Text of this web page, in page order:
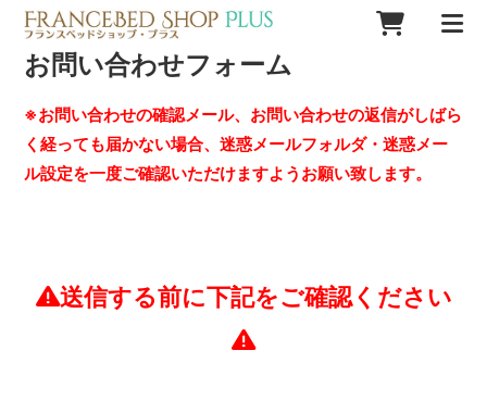
お問い合わせフォーム
※お問い合わせの確認メール、お問い合わせの返信がしばら
く経っても届かない場合、迷惑メールフォルダ・迷惑メー
ル設定を一度ご確認いただけますようお願い致します。
送信する前に下記をご確認ください